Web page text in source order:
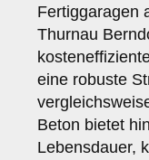
Fertiggaragen
Thurnau
eine robuste
Beton bietet
Lebensdauer,